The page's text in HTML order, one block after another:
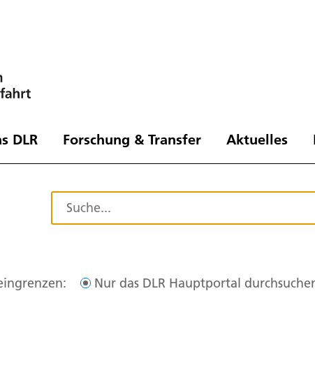
DLR Forschung & Transfer Aktuelles
Nur das DLR Hauptportal